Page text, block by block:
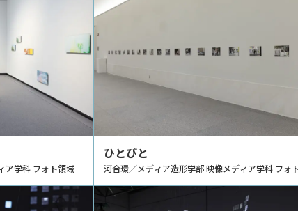
ア学科 フォト領域
ひとびと
河合環／メディア造形学部 映像メディア学科 フォ